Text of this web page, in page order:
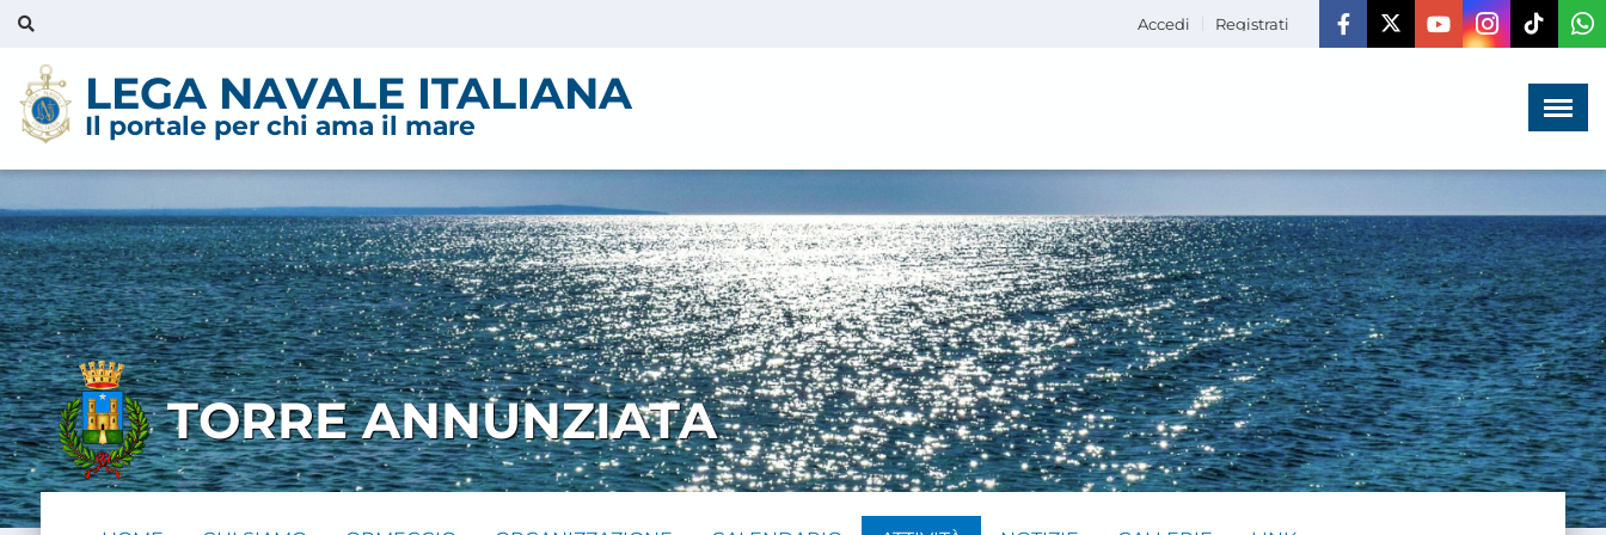
Accedi Registrati
LEGA NAVALE ITALIANA
Il portale per chi ama il mare
TORRE ANNUNZIATA
Menù ×
LA VITA
DELL'ASSOCIAZIONE
COMUNICAZIONE,
PROGETTI ED EDITORIA
AMMINISTRAZIONE
TRASPARENTE